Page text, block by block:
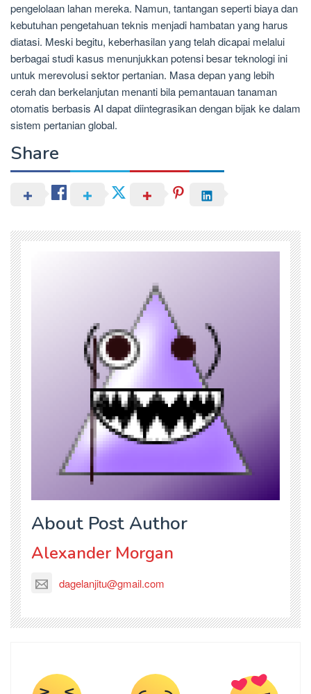
pengelolaan lahan mereka. Namun, tantangan seperti biaya dan
kebutuhan pengetahuan teknis menjadi hambatan yang harus
diatasi. Meski begitu, keberhasilan yang telah dicapai melalui
berbagai studi kasus menunjukkan potensi besar teknologi ini
untuk merevolusi sektor pertanian. Masa depan yang lebih
cerah dan berkelanjutan menanti bila pemantauan tanaman
otomatis berbasis AI dapat diintegrasikan dengan bijak ke dalam
sistem pertanian global.
Share
About Post Author
Alexander Morgan
dagelanjitu@gmail.com